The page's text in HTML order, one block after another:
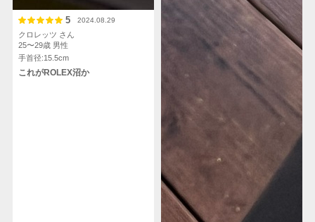
5 2024.08.29
クロレッツ さん
25〜29歳 男性
手首径:15.5cm
これがROLEX沼か